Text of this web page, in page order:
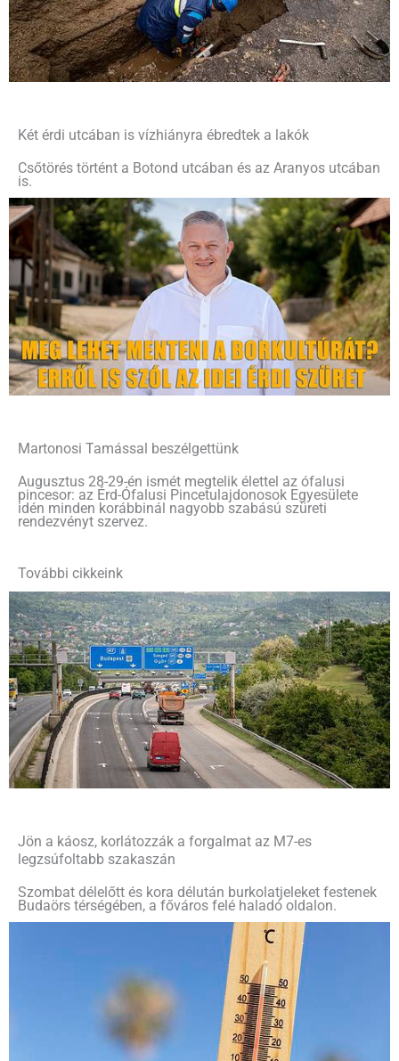
Két érdi utcában is vízhiányra ébredtek a lakók
Csőtörés történt a Botond utcában és az Aranyos utcában
is.
Martonosi Tamással beszélgettünk
Augusztus 28-29-én ismét megtelik élettel az ófalusi
pincesor: az Érd-Ófalusi Pincetulajdonosok Egyesülete
idén minden korábbinál nagyobb szabású szüreti
rendezvényt szervez.
További cikkeink
Jön a káosz, korlátozzák a forgalmat az M7-es
legzsúfoltabb szakaszán
Szombat délelőtt és kora délután burkolatjeleket festenek
Budaörs térségében, a főváros felé haladó oldalon.